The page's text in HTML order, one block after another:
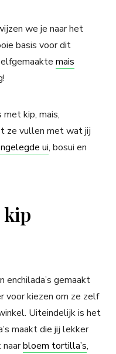
we je naar het
basis voor dit
mais
met kip, mais,
ze vullen met wat jij
ui, bosui en
kip
enchilada’s gemaakt
voor kiezen om ze zelf
Uiteindelijk is het
maakt die jij lekker
naarbloem tortilla’s,